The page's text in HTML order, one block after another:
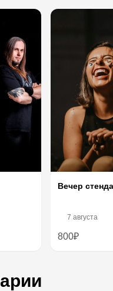
Вечер
7 августа
800₽